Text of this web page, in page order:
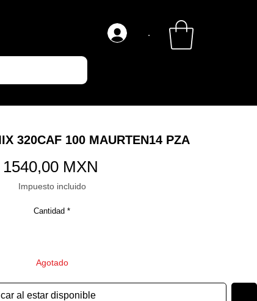
.
320CAF 100 MAURTEN14 PZA
1540,00 MXN
Impuesto incluido
Cantidad *
Agotado
al estar disponible